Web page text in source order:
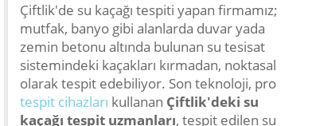
Çiftlik'de su kaçağı tespiti yapan firmamız;
mutfak, banyo gibi alanlarda duvar yada
zemin betonu altında bulunan su tesisat
sistemindeki kaçakları kırmadan, noktasal
olarak tespit edebiliyor. Son teknoloji, pro
tespit cihazları kullanan Çiftlik'deki su
kaçağı tespit uzmanları, tespit edilen su